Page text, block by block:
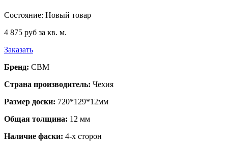
Состояние: Новый товар
4 875 руб за кв. м.
Заказать
Бренд: CBM
Страна производитель: Чехия
Размер доски: 720*129*12мм
Общая толщина: 12 мм
Наличие фаски: 4-х сторон